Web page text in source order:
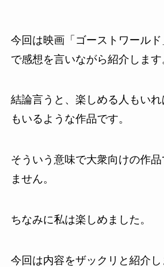
今回は映画「ゴーストワール
で感想を言いながら紹介します
結論言うと、楽しめる人もい
もいるような作品です。
そういう意味で大衆向けの作
ません。
ちなみに私は楽しめました。
今回は内容をザックリと紹介